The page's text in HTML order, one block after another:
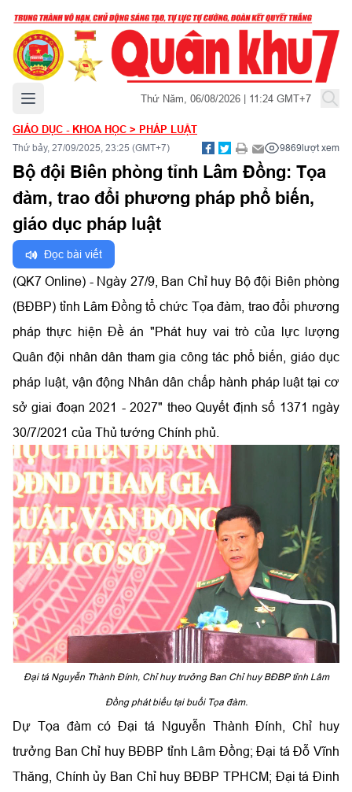
Mở menu chính Thứ Năm, 06/08/2026 | 11:24 GMT+7
GIÁO DỤC - KHOA HỌC > PHÁP LUẬT
Thứ bảy, 27/09/2025, 23:25 (GMT+7) 9869lượt xem
Bộ đội Biên phòng tỉnh Lâm Đồng: Tọa
đàm, trao đổi phương pháp phổ biến,
giáo dục pháp luật
Đọc bài viết
(QK7 Online) - Ngày 27/9, Ban Chỉ huy Bộ đội Biên phòng
(BĐBP) tỉnh Lâm Đồng tổ chức Tọa đàm, trao đổi phương
pháp thực hiệnĐề án "Phát huy vai trò của lực lượng
Quân đội nhân dân tham gia công tác phổ biến, giáo dục
pháp luật, vận động Nhân dân chấp hành pháp luật tại cơ
sở giai đoạn 2021 - 2027" theo Quyết định số 1371 ngày
30/7/2021 của Thủ tướng Chính phủ.
Đại tá Nguyễn Thành Đính, Chỉ huy trưởng Ban Chỉ huy BĐBPtỉnh Lâm
Đồng phát biểu tại buổi Tọa đàm.
Dự Tọa đàm có Đại tá Nguyễn Thành Đính, Chỉ huy
trưởng Ban Chỉ huy BĐBP tỉnh Lâm Đồng; Đại tá Đỗ Vĩnh
Thăng, Chính ủy Ban Chỉ huy BĐBP TPHCM; Đại tá Đinh